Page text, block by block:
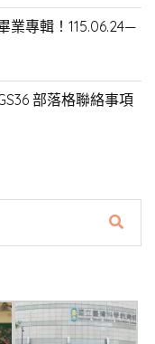
業專輯！115.06.24—
GS36 部落格聯絡事項